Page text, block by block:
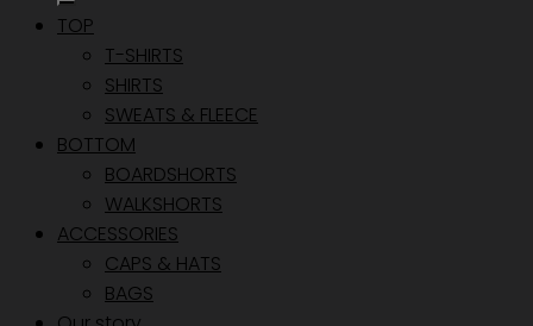
TOP
T-SHIRTS
SHIRTS
SWEATS & FLEECE
BOTTOM
BOARDSHORTS
WALKSHORTS
ACCESSORIES
CAPS & HATS
BAGS